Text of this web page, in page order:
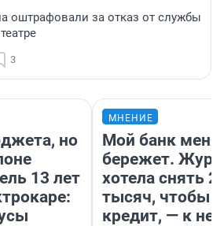
оштрафовали за отказ от службы
3
но
13 лет
МНЕНИЕ
Мой банк меня
бережет.
хотела снять
тысяч, чтобы
кредит, — к